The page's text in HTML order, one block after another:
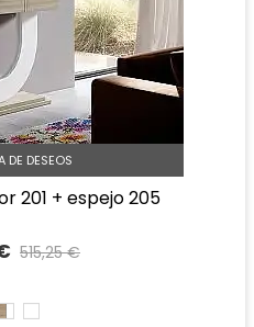
DE DESEOS
201 + espejo 205
515,25 €
CAMBRIAN/BLANCO
BLANCO